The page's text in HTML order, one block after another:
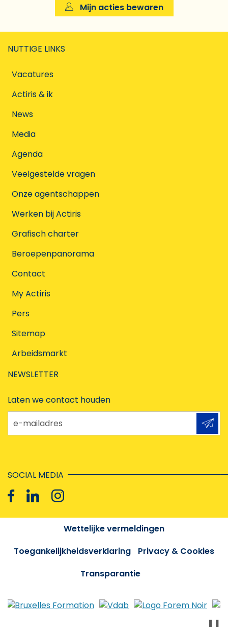
Mijn acties bewaren
NUTTIGE LINKS
Vacatures
Actiris & ik
News
Media
Agenda
Veelgestelde vragen
Onze agentschappen
Werken bij Actiris
Grafisch charter
Beroepenpanorama
Contact
My Actiris
Pers
Sitemap
Arbeidsmarkt
NEWSLETTER
Laten we contact houden
e-mailadres
SOCIAL MEDIA
Wettelijke vermeldingen
Toegankelijkheidsverklaring
Privacy & Cookies
Transparantie
❚❚